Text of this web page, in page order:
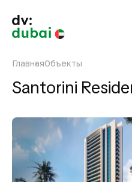
ГлавнаяОбъекты
Santorini